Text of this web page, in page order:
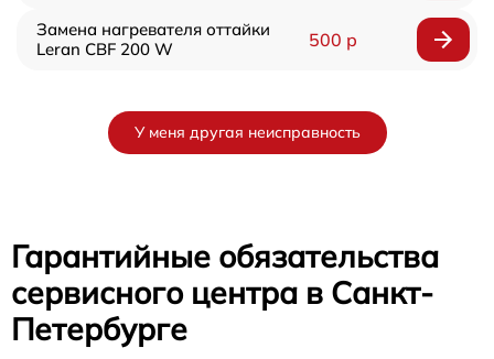
Замена нагревателя оттайки
Leran CBF 200 W
500 р
У меня другая неисправность
Гарантийные обязательства
сервисного центра в Санкт-
Петербурге